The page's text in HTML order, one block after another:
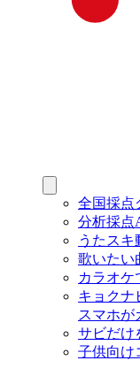
全国採点
分析採点
うたスキ
歌いたい
カラオケ
キョクナ
スマホが
サビだけ
子供向け